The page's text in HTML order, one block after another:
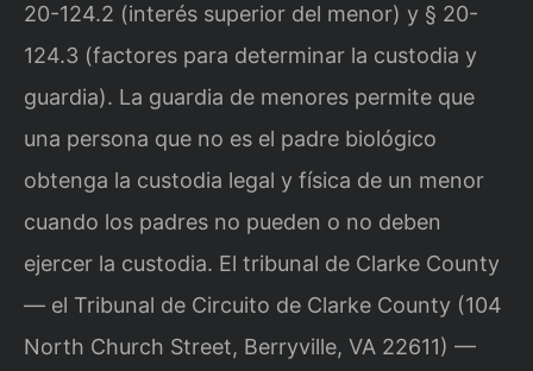
20-124.2 (interés superior del menor) y § 20-
124.3 (factores para determinar la custodia y
guardia). La guardia de menores permite que
una persona que no es el padre biológico
obtenga la custodia legal y física de un menor
cuando los padres no pueden o no deben
ejercer la custodia. El tribunal de Clarke County
— el Tribunal de Circuito de Clarke County (104
North Church Street, Berryville, VA 22611) —